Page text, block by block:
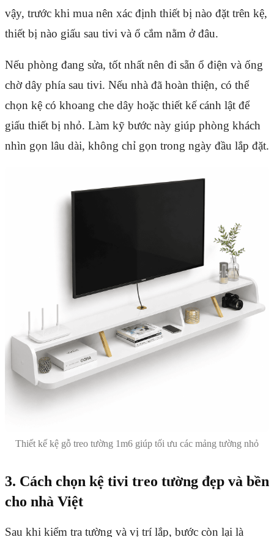
vậy, trước khi mua nên xác định thiết bị nào đặt trên kệ,
thiết bị nào giấu sau tivi và ổ cắm nằm ở đâu.
Nếu phòng đang sửa, tốt nhất nên đi sẵn ổ điện và ống
chờ dây phía sau tivi. Nếu nhà đã hoàn thiện, có thể
chọn kệ có khoang che dây hoặc thiết kế cánh lật để
giấu thiết bị nhỏ. Làm kỹ bước này giúp phòng khách
nhìn gọn lâu dài, không chỉ gọn trong ngày đầu lắp đặt.
Thiết kế kệ gỗ treo tường 1m6 giúp tối ưu các mảng tường nhỏ
3. Cách chọn kệ tivi treo tường đẹp và bền
cho nhà Việt
Sau khi kiểm tra tường và vị trí lắp, bước còn lại là